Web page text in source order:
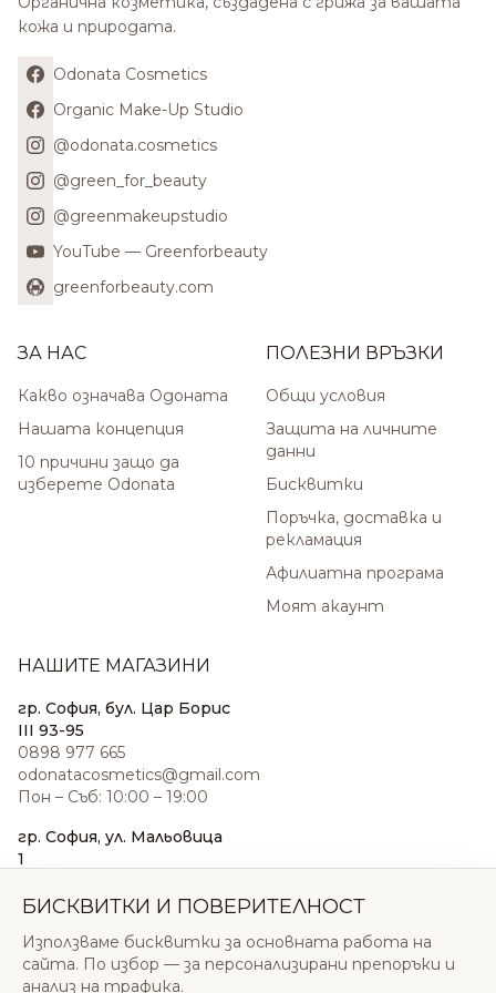
кожа и природата.
Odonata Cosmetics
Organic Make-Up Studio
@odonata.cosmetics
@green_for_beauty
@greenmakeupstudio
YouTube — Greenforbeauty
greenforbeauty.com
ЗА НАС
Какво означава Одоната
Нашата концепция
10 причини защо да
изберете Odonata
ПОЛЕЗНИ ВРЪЗКИ
Общи условия
Защита на личните
данни
Бисквитки
Поръчка, доставка и
рекламация
Афилиатна програма
Моят акаунт
НАШИТЕ МАГАЗИНИ
гр. София, бул. Цар Борис
III 93-95
0898 977 665
odonatacosmetics@gmail.com
Пон – Съб: 10:00 – 19:00
гр. София, ул. Мальовица
1
sales@odonatacosmetics.com
Нед: 11:00 – 18:00
БИСКВИТКИ И ПОВЕРИТЕЛНОСТ
Използваме бисквитки за основната работа на
сайта. По избор — за персонализирани препоръки и
анализ на трафика.